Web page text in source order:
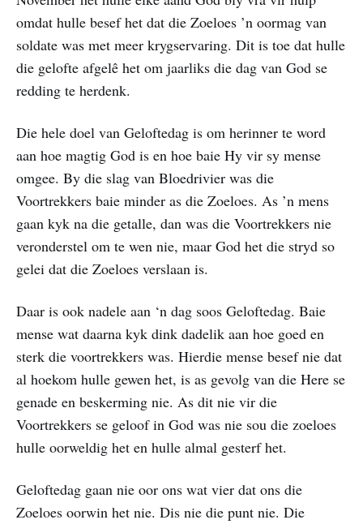
omdat hulle besef het dat die Zoeloes ’n oormag van
soldate was met meer krygservaring. Dit is toe dat hulle
die gelofte afgelê het om jaarliks die dag van God se
redding te herdenk.
Die hele doel van Geloftedag is om herinner te word
aan hoe magtig God is en hoe baie Hy vir sy mense
omgee. By die slag van Bloedrivier was die
Voortrekkers baie minder as die Zoeloes. As ’n mens
gaan kyk na die getalle, dan was die Voortrekkers nie
veronderstel om te wen nie, maar God het die stryd so
gelei dat die Zoeloes verslaan is.
Daar is ook nadele aan ‘n dag soos Geloftedag. Baie
mense wat daarna kyk dink dadelik aan hoe goed en
sterk die voortrekkers was. Hierdie mense besef nie dat
al hoekom hulle gewen het, is as gevolg van die Here se
genade en beskerming nie. As dit nie vir die
Voortrekkers se geloof in God was nie sou die zoeloes
hulle oorweldig het en hulle almal gesterf het.
Geloftedag gaan nie oor ons wat vier dat ons die
Zoeloes oorwin het nie. Dis nie die punt nie. Die